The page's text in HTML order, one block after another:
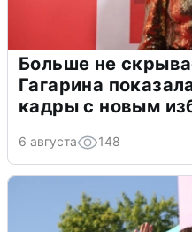
Больше не
Гагарина
кадры с новым
6 августа 148